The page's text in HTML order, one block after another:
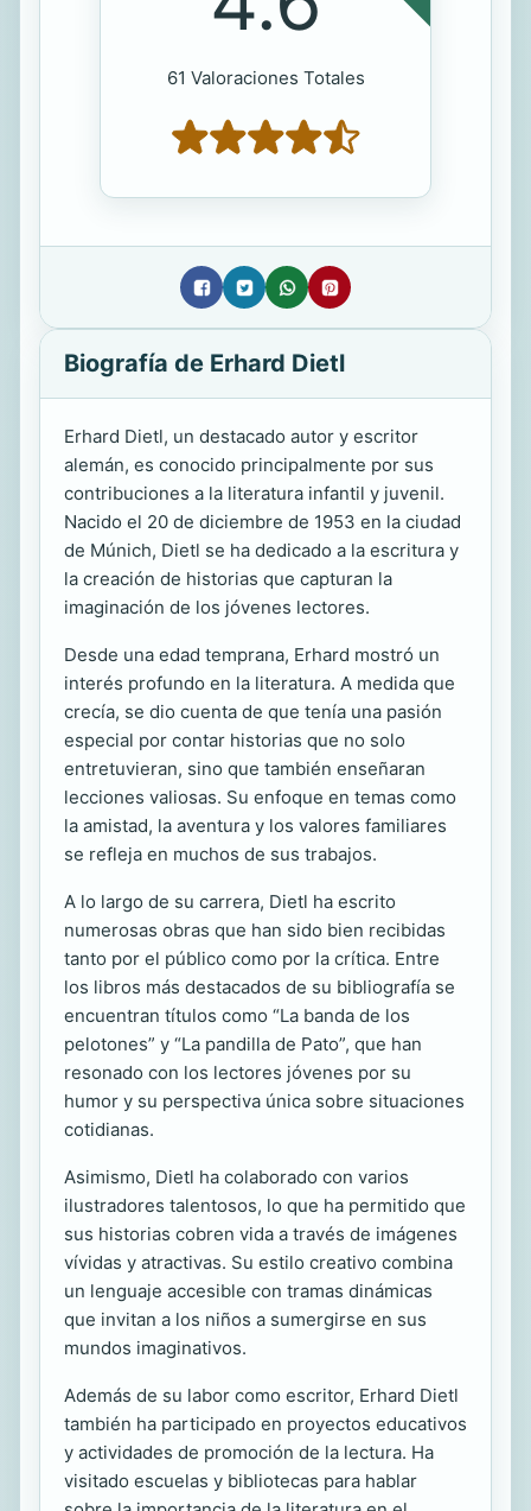
61 Valoraciones Totales
Biografía de Erhard Dietl
Erhard Dietl, un destacado autor y escritor
alemán, es conocido principalmente por sus
contribuciones a la literatura infantil y juvenil.
Nacido el 20 de diciembre de 1953 en la ciudad
de Múnich, Dietl se ha dedicado a la escritura y
la creación de historias que capturan la
imaginación de los jóvenes lectores.
Desde una edad temprana, Erhard mostró un
interés profundo en la literatura. A medida que
crecía, se dio cuenta de que tenía una pasión
especial por contar historias que no solo
entretuvieran, sino que también enseñaran
lecciones valiosas. Su enfoque en temas como
la amistad, la aventura y los valores familiares
se refleja en muchos de sus trabajos.
A lo largo de su carrera, Dietl ha escrito
numerosas obras que han sido bien recibidas
tanto por el público como por la crítica. Entre
los libros más destacados de su bibliografía se
encuentran títulos como “La banda de los
pelotones” y “La pandilla de Pato”, que han
resonado con los lectores jóvenes por su
humor y su perspectiva única sobre situaciones
cotidianas.
Asimismo, Dietl ha colaborado con varios
ilustradores talentosos, lo que ha permitido que
sus historias cobren vida a través de imágenes
vívidas y atractivas. Su estilo creativo combina
un lenguaje accesible con tramas dinámicas
que invitan a los niños a sumergirse en sus
mundos imaginativos.
Además de su labor como escritor, Erhard Dietl
también ha participado en proyectos educativos
y actividades de promoción de la lectura. Ha
visitado escuelas y bibliotecas para hablar